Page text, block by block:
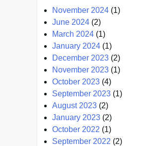
November 2024 (1)
June 2024 (2)
March 2024 (1)
January 2024 (1)
December 2023 (2)
November 2023 (1)
October 2023 (4)
September 2023 (1)
August 2023 (2)
January 2023 (2)
October 2022 (1)
September 2022 (2)